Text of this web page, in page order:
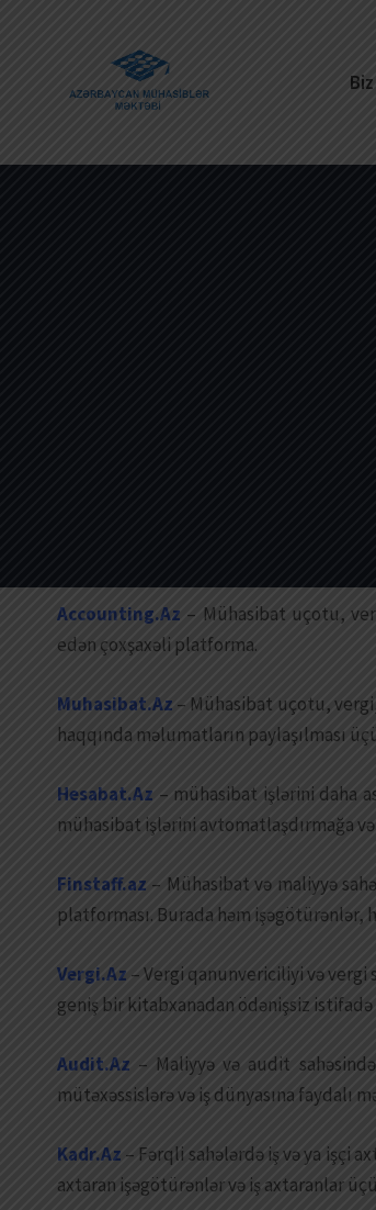
Accounting.Az – Mühasibat uçotu,
edən çoxşaxəli platforma.
Muhasibat.Az – Mühasibat uçotu,
haqqında məlumatların paylaşılması
Hesabat.Az – mühasibat işlərini daha
mühasibat işlərini avtomatlaşdırmağa
Finstaff.az – Mühasibat və maliyyə
platforması. Burada həm
Vergi.Az – Vergi qanunvericiliyi və vergi
geniş bir kitabxanadan ödənişsiz
Audit.Az – Maliyyə və audit
mütəxəssislərə və iş dünyasına faydalı
Kadr.Az – Fərqli sahələrdə iş və ya işçi
axtaran işəgötürənlər və iş axtaranlar